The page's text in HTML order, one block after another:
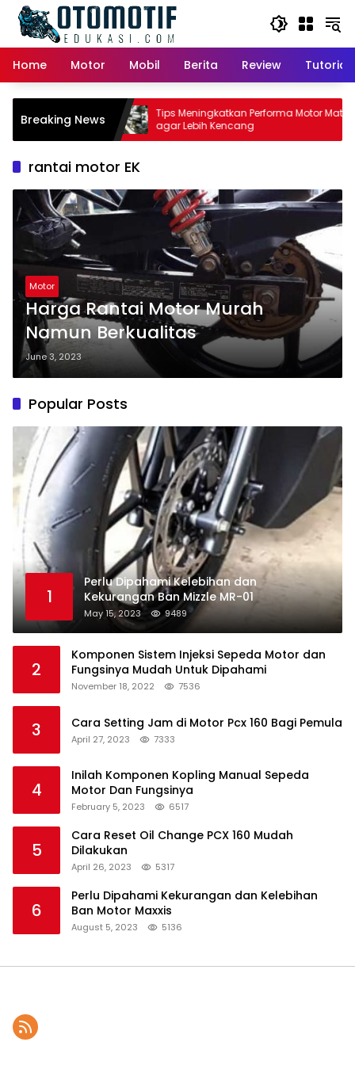
content
Home
Motor Mobil Berita Review Tutorial
Breaking News
Matic:
Pemilik
Tips Meningkatkan Performa Motor Matic
agar Lebih Kencang
rantai motor EK
Motor
Harga Rantai Motor Murah
Namun Berkualitas
June 3, 2023
Popular Posts
1
Perlu Dipahami Kelebihan dan
Kekurangan Ban Mizzle MR-01
May 15, 2023 9489
2
Komponen Sistem Injeksi Sepeda Motor dan
Fungsinya Mudah Untuk Dipahami
November 18, 2022 7536
3 Cara Setting Jam di Motor Pcx 160 Bagi Pemula
April 27, 2023 7333
4
Inilah Komponen Kopling Manual Sepeda
Motor Dan Fungsinya
February 5, 2023 6517
5
Cara Reset Oil Change PCX 160 Mudah
Dilakukan
April 26, 2023 5317
6
Perlu Dipahami Kekurangan dan Kelebihan
Ban Motor Maxxis
August 5, 2023 5136